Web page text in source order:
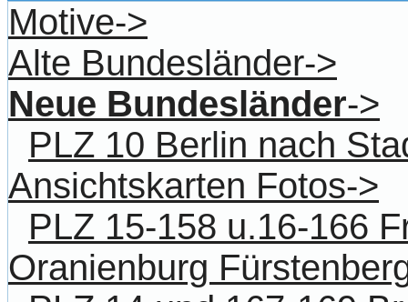
Motive->
Alte Bundesländer->
Neue Bundesländer->
PLZ 10 Berlin nach
Ansichtskarten Fotos->
PLZ 15-158 u.16-166
Oranienburg